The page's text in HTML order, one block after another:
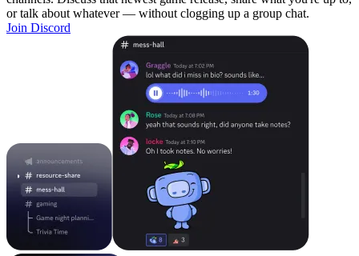
or talk about whatever — without clogging up a group chat.
Join Discord